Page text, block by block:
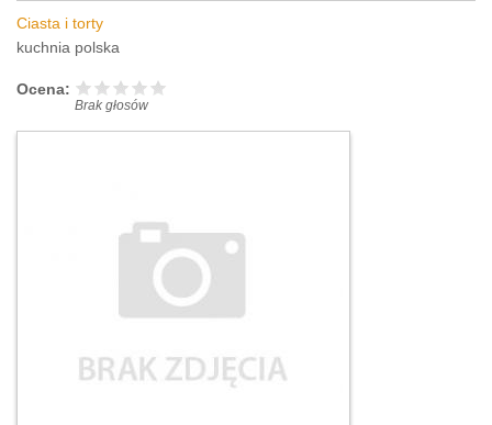
Ciasta i torty
kuchnia polska
Ocena:
Brak głosów